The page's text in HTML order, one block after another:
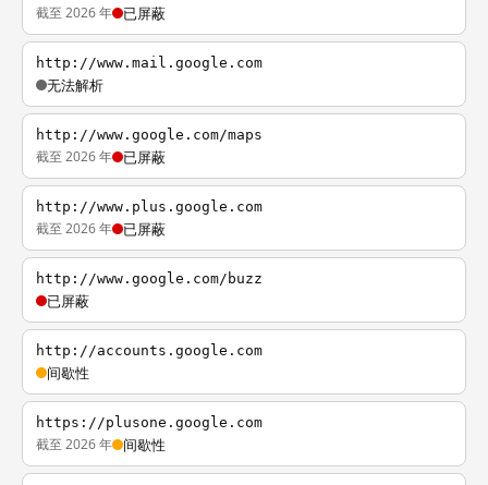
截至 2026 年 已屏蔽
http://www.mail.google.com
无法解析
http://www.google.com/maps
截至 2026 年 已屏蔽
http://www.plus.google.com
截至 2026 年 已屏蔽
http://www.google.com/buzz
已屏蔽
http://accounts.google.com
间歇性
https://plusone.google.com
截至 2026 年 间歇性